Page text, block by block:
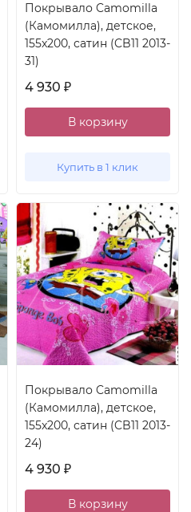
Покрывало Camomilla
(Камомилла), детское,
155x200, сатин (CB11 2013-
31)
4 930 ₽
В корзину
Купить в 1 клик
Покрывало Camomilla
(Камомилла), детское,
155x200, сатин (CB11 2013-
24)
4 930 ₽
В корзину